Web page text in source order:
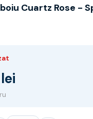
Cuartz Rose -